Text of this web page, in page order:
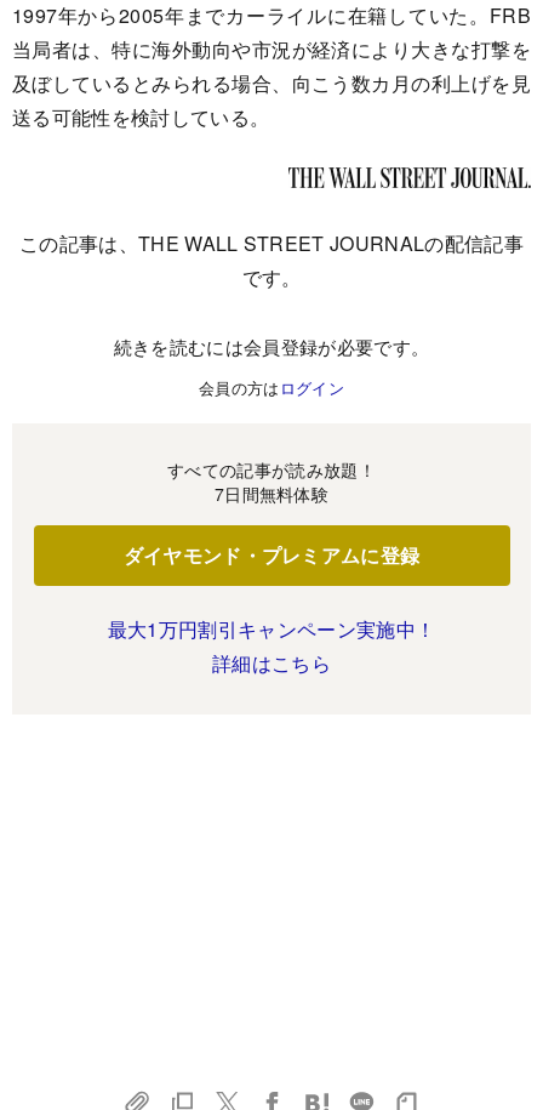
1997年から2005年までカーライルに在籍していた。FRB
当局者は、特に海外動向や市況が経済により大きな打撃を
及ぼしているとみられる場合、向こう数カ月の利上げを見
送る可能性を検討している。
この記事は、THE WALL STREET JOURNALの配信記事
です。
続きを読むには会員登録が必要です。
会員の方は ログイン
すべての記事が読み放題！
7日間無料体験
ダイヤモンド・プレミアムに登録
最大1万円割引キャンペーン実施中！
詳細はこちら